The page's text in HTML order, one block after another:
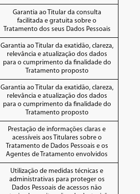
Garantia ao Titular da consulta
facilitada e gratuita sobre o
Tratamento dos seus Dados Pessoais
Garantia ao Titular da exatidão, clareza,
relevância e atualização dos dados
para o cumprimento da finalidade do
Tratamento proposto
Garantia ao Titular da exatidão, clareza,
relevância e atualização dos dados
para o cumprimento da finalidade do
Tratamento proposto
Prestação de informações claras e
acessíveis aos Titulares sobre o
Tratamento de Dados Pessoais e os
Agentes de Tratamento envolvidos
Utilização de medidas técnicas e
administrativas para proteger os
Dados Pessoais de acessos não